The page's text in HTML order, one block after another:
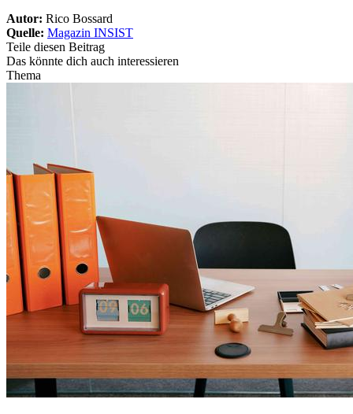
Autor: Rico Bossard
Quelle: Magazin INSIST
Teile diesen Beitrag
Das könnte dich auch interessieren
Thema